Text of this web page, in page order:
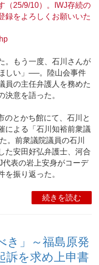
（25/9/10）。IWJ存続の
録をよろしくお願いいた
。もう一度、石川さんが
しい」──。陸山会事件
員の主任弁護人を務めた
決意を語った。
とかち館にて、石川と
による「石川知裕前衆議
。前衆議院議員の石川
た安田好弘弁護士、河合
代表の岩上安身がコーデ
を振り返った。
続きを読む
き」～福島原発
訴を求め上申書